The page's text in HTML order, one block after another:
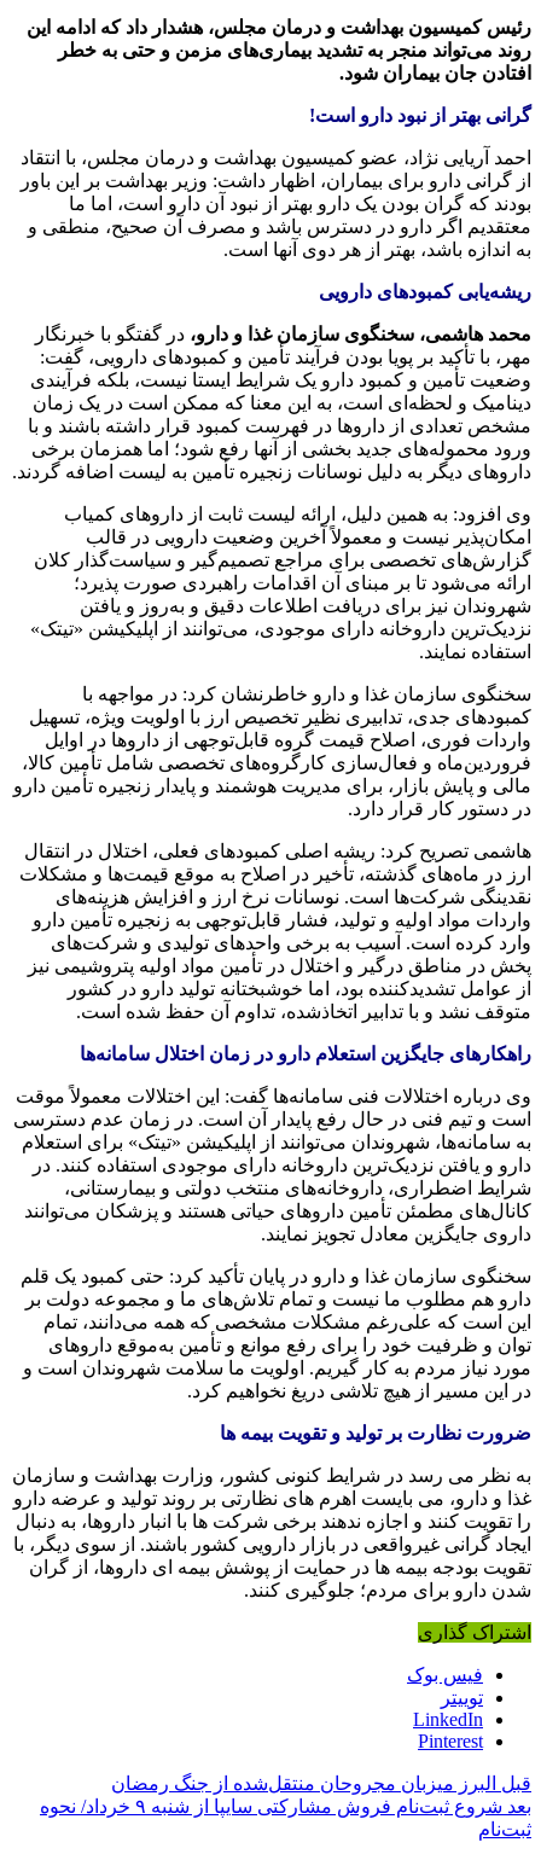
رئیس کمیسیون بهداشت و درمان مجلس، هشدار داد که ادامه این
روند می‌تواند منجر به تشدید بیماری‌های مزمن و حتی به خطر
افتادن جان بیماران شود.
گرانی بهتر از نبود دارو است!
احمد آریایی نژاد، عضو کمیسیون بهداشت و درمان مجلس، با انتقاد
از گرانی دارو برای بیماران، اظهار داشت: وزیر بهداشت بر این باور
بودند که گران بودن یک دارو بهتر از نبود آن دارو است، اما ما
معتقدیم اگر دارو در دسترس باشد و مصرف آن صحیح، منطقی و
به‌ اندازه باشد، بهتر از هر دوی آنها است.
ریشه‌یابی کمبودهای دارویی
محمد هاشمی، سخنگوی سازمان غذا و دارو، در گفتگو با خبرنگار
مهر، با تأکید بر پویا بودن فرآیند تأمین و کمبودهای دارویی، گفت:
وضعیت تأمین و کمبود دارو یک شرایط ایستا نیست، بلکه فرآیندی
دینامیک و لحظه‌ای است، به این معنا که ممکن است در یک زمان
مشخص تعدادی از داروها در فهرست کمبود قرار داشته باشند و با
ورود محموله‌های جدید بخشی از آنها رفع شود؛ اما همزمان برخی
داروهای دیگر به دلیل نوسانات زنجیره تأمین به لیست اضافه گردند.
وی افزود: به همین دلیل، ارائه لیست ثابت از داروهای کمیاب
امکان‌پذیر نیست و معمولاً آخرین وضعیت دارویی در قالب
گزارش‌های تخصصی برای مراجع تصمیم‌گیر و سیاست‌گذار کلان
ارائه می‌شود تا بر مبنای آن اقدامات راهبردی صورت پذیرد؛
شهروندان نیز برای دریافت اطلاعات دقیق و به‌روز و یافتن
نزدیک‌ترین داروخانه دارای موجودی، می‌توانند از اپلیکیشن «تیتک»
استفاده نمایند.
سخنگوی سازمان غذا و دارو خاطرنشان کرد: در مواجهه با
کمبودهای جدی، تدابیری نظیر تخصیص ارز با اولویت ویژه، تسهیل
واردات فوری، اصلاح قیمت گروه قابل‌توجهی از داروها در اوایل
فروردین‌ماه و فعال‌سازی کارگروه‌های تخصصی شامل تأمین کالا،
مالی و پایش بازار، برای مدیریت هوشمند و پایدار زنجیره تأمین دارو
در دستور کار قرار دارد.
هاشمی تصریح کرد: ریشه اصلی کمبودهای فعلی، اختلال در انتقال
ارز در ماه‌های گذشته، تأخیر در اصلاح به‌ موقع قیمت‌ها و مشکلات
نقدینگی شرکت‌ها است. نوسانات نرخ ارز و افزایش هزینه‌های
واردات مواد اولیه و تولید، فشار قابل‌توجهی به زنجیره تأمین دارو
وارد کرده است. آسیب به برخی واحدهای تولیدی و شرکت‌های
پخش در مناطق درگیر و اختلال در تأمین مواد اولیه پتروشیمی نیز
از عوامل تشدیدکننده بود، اما خوشبختانه تولید دارو در کشور
متوقف نشد و با تدابیر اتخاذشده، تداوم آن حفظ شده است.
راهکارهای جایگزین استعلام دارو در زمان اختلال سامانه‌ها
وی درباره اختلالات فنی سامانه‌ها گفت: این اختلالات معمولاً موقت
است و تیم فنی در حال رفع پایدار آن است. در زمان عدم دسترسی
به سامانه‌ها، شهروندان می‌توانند از اپلیکیشن «تیتک» برای استعلام
دارو و یافتن نزدیک‌ترین داروخانه دارای موجودی استفاده کنند. در
شرایط اضطراری، داروخانه‌های منتخب دولتی و بیمارستانی،
کانال‌های مطمئن تأمین داروهای حیاتی هستند و پزشکان می‌توانند
داروی جایگزین معادل تجویز نمایند.
سخنگوی سازمان غذا و دارو در پایان تأکید کرد: حتی کمبود یک قلم
دارو هم مطلوب ما نیست و تمام تلاش‌های ما و مجموعه دولت بر
این است که علی‌رغم مشکلات مشخصی که همه می‌دانند، تمام
توان و ظرفیت خود را برای رفع موانع و تأمین به‌موقع داروهای
مورد نیاز مردم به کار گیریم. اولویت ما سلامت شهروندان است و
در این مسیر از هیچ تلاشی دریغ نخواهیم کرد.
ضرورت نظارت بر تولید و تقویت بیمه ها
به نظر می رسد در شرایط کنونی کشور، وزارت بهداشت و سازمان
غذا و دارو، می بایست اهرم های نظارتی بر روند تولید و عرضه دارو
را تقویت کنند و اجازه ندهند برخی شرکت ها با انبار داروها، به دنبال
ایجاد گرانی غیرواقعی در بازار دارویی کشور باشند. از سوی دیگر، با
تقویت بودجه بیمه ها در حمایت از پوشش بیمه ای داروها، از گران
شدن دارو برای مردم؛ جلوگیری کنند.
اشتراک گذاری
فیس بوک
توییتر
LinkedIn
Pinterest
قبل البرز میزبان مجروحان منتقل‌شده از جنگ رمضان
بعد
شروع ثبت‌نام فروش مشارکتی سایپا از شنبه ۹ خرداد/ نحوه
ثبت‌نام